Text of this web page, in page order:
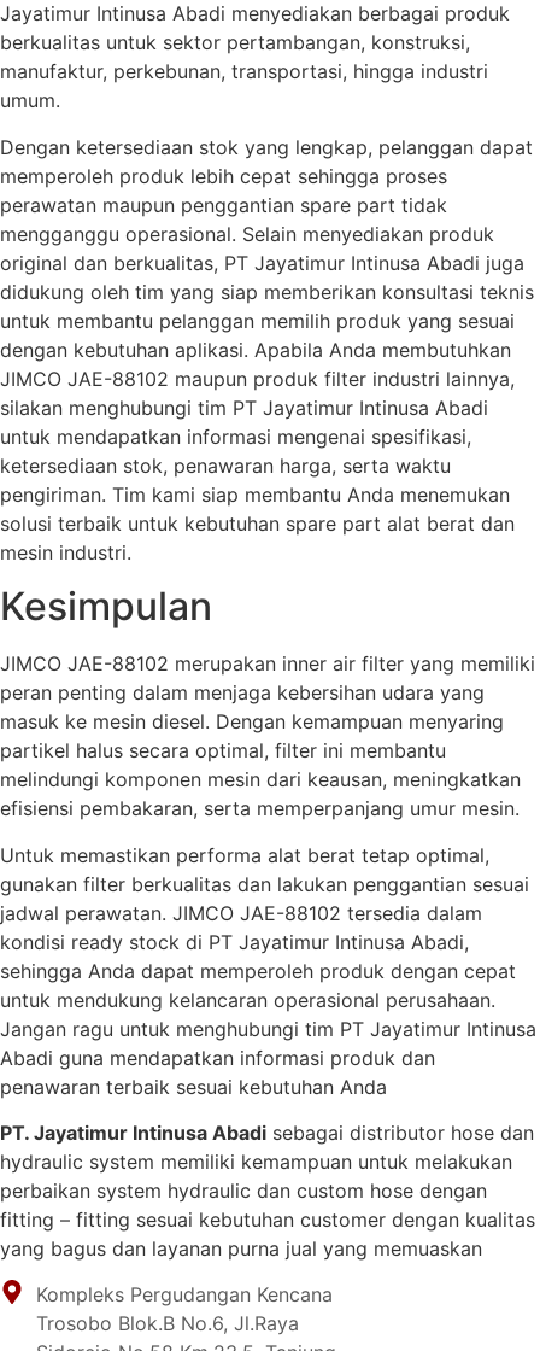
Jayatimur Intinusa Abadi menyediakan berbagai produk
berkualitas untuk sektor pertambangan, konstruksi,
manufaktur, perkebunan, transportasi, hingga industri
umum.
Dengan ketersediaan stok yang lengkap, pelanggan dapat
memperoleh produk lebih cepat sehingga proses
perawatan maupun penggantian spare part tidak
mengganggu operasional. Selain menyediakan produk
original dan berkualitas, PT Jayatimur Intinusa Abadi juga
didukung oleh tim yang siap memberikan konsultasi teknis
untuk membantu pelanggan memilih produk yang sesuai
dengan kebutuhan aplikasi. Apabila Anda membutuhkan
JIMCO JAE-88102 maupun produk filter industri lainnya,
silakan menghubungi tim PT Jayatimur Intinusa Abadi
untuk mendapatkan informasi mengenai spesifikasi,
ketersediaan stok, penawaran harga, serta waktu
pengiriman. Tim kami siap membantu Anda menemukan
solusi terbaik untuk kebutuhan spare part alat berat dan
mesin industri.
Kesimpulan
JIMCO JAE-88102 merupakan inner air filter yang memiliki
peran penting dalam menjaga kebersihan udara yang
masuk ke mesin diesel. Dengan kemampuan menyaring
partikel halus secara optimal, filter ini membantu
melindungi komponen mesin dari keausan, meningkatkan
efisiensi pembakaran, serta memperpanjang umur mesin.
Untuk memastikan performa alat berat tetap optimal,
gunakan filter berkualitas dan lakukan penggantian sesuai
jadwal perawatan. JIMCO JAE-88102 tersedia dalam
kondisi ready stock di PT Jayatimur Intinusa Abadi,
sehingga Anda dapat memperoleh produk dengan cepat
untuk mendukung kelancaran operasional perusahaan.
Jangan ragu untuk menghubungi tim PT Jayatimur Intinusa
Abadi guna mendapatkan informasi produk dan
penawaran terbaik sesuai kebutuhan Anda
PT. Jayatimur Intinusa Abadi sebagai distributor hose dan
hydraulic system memiliki kemampuan untuk melakukan
perbaikan system hydraulic dan custom hose dengan
fitting – fitting sesuai kebutuhan customer dengan kualitas
yang bagus dan layanan purna jual yang memuaskan
Kompleks Pergudangan Kencana
Trosobo Blok.B No.6, Jl.Raya